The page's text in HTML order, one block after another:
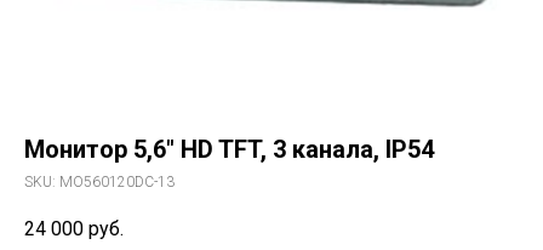
Монитор 5,6" HD TFT, 3 канала, IP54
SKU: MO560120DC-13
24 000 руб.